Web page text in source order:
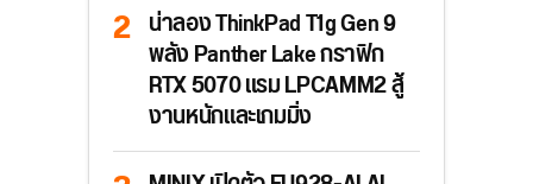
น่าลอง ThinkPad T1g Gen 9
พลัง Panther Lake กราฟิก
RTX 5070 แรม LPCAMM2 สู้
งานหนักและเกมมิ่ง